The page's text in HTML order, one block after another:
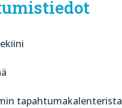
tapahtumakalenterista